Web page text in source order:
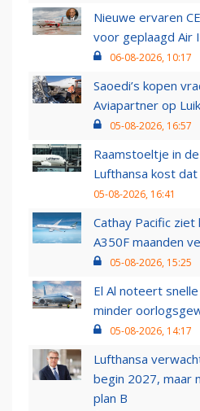
Nieuwe ervaren
voor geplaagd Air
06-08-2026, 10:17
Saoedi’s kopen
Aviapartner op
05-08-2026, 16:57
Raamstoeltje in
Lufthansa kost
05-08-2026, 16:41
Cathay Pacific
A350F maanden
05-08-2026, 15:25
El Al noteert
minder
05-08-2026, 14:17
Lufthansa
begin 2027, maar
plan B